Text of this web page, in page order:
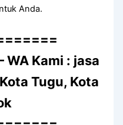
Anda.
WA Kami : jasa
Tugu, Kota